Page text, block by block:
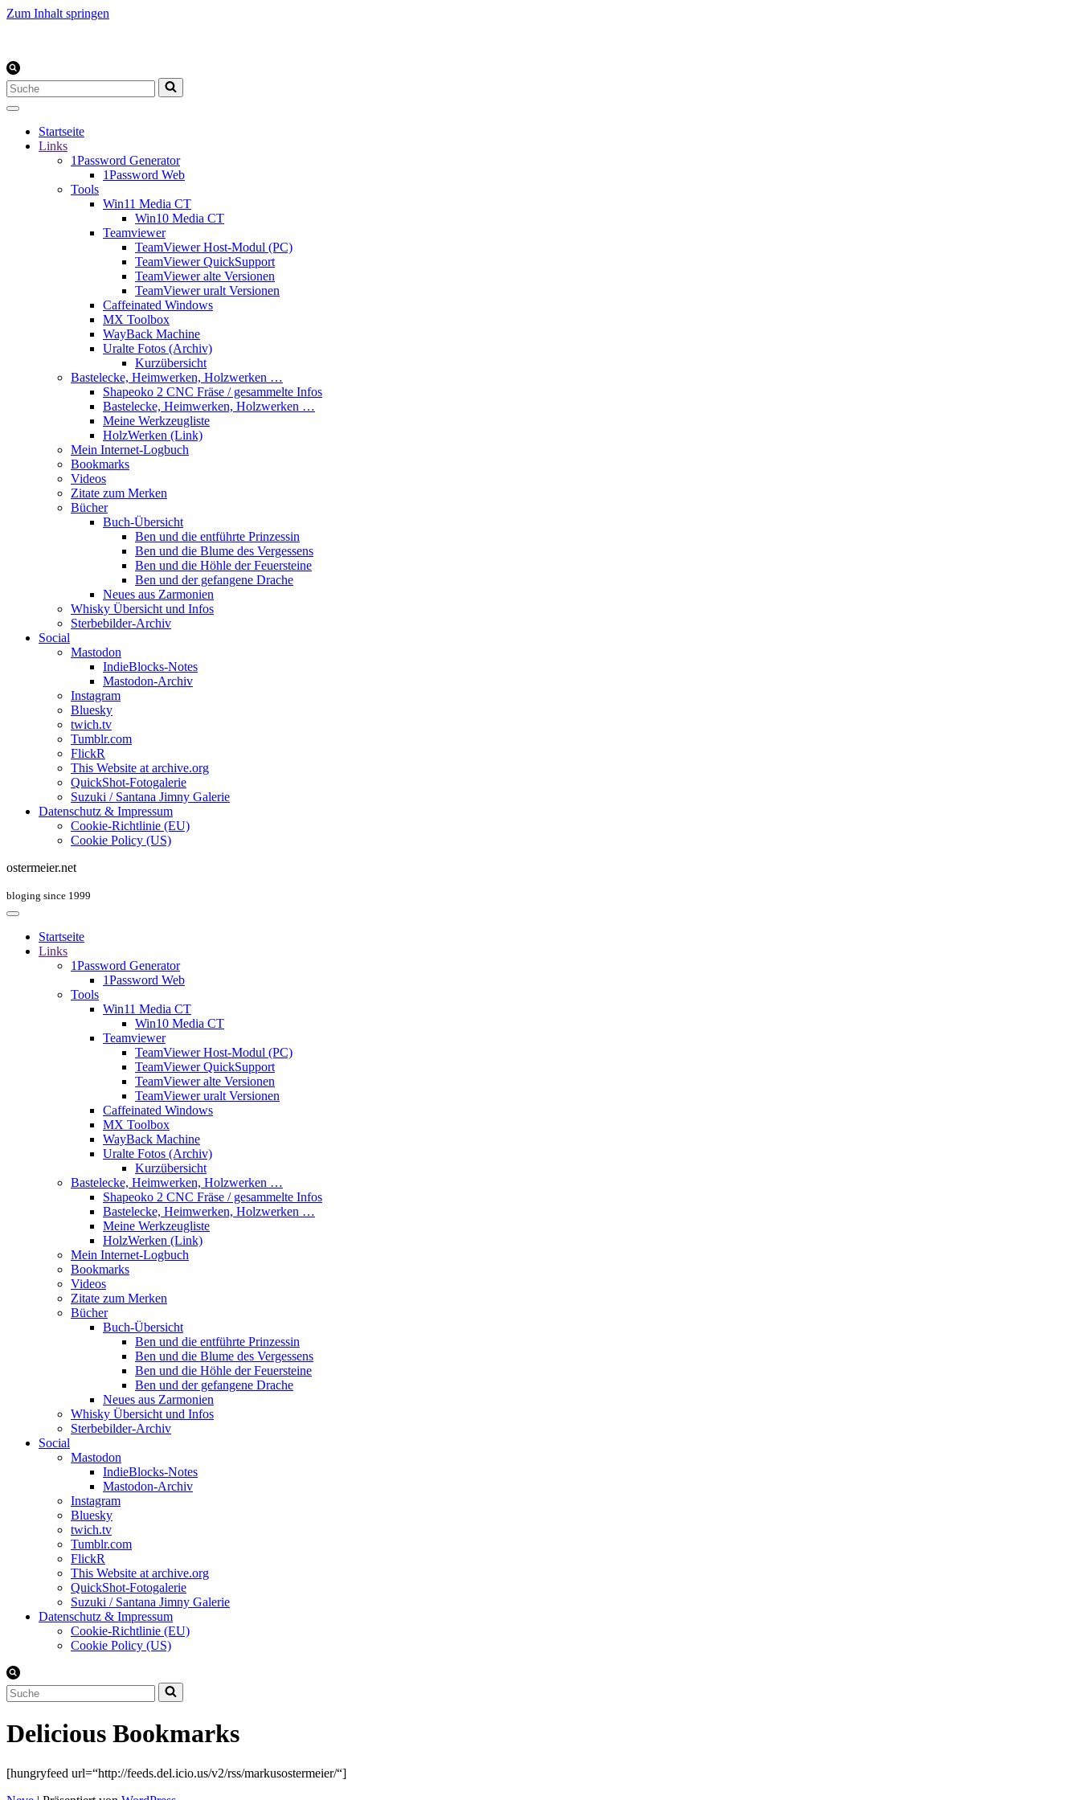
Zum Inhalt springen
Suchen
nach …
Startseite
Links
1Password Generator
1Password Web
Tools
Win11 Media CT
Win10 Media CT
Teamviewer
TeamViewer Host-Modul (PC)
TeamViewer QuickSupport
TeamViewer alte Versionen
TeamViewer uralt Versionen
Caffeinated Windows
MX Toolbox
WayBack Machine
Uralte Fotos (Archiv)
Kurzübersicht
Bastelecke, Heimwerken, Holzwerken …
Shapeoko 2 CNC Fräse / gesammelte Infos
Bastelecke, Heimwerken, Holzwerken …
Meine Werkzeugliste
HolzWerken (Link)
Mein Internet-Logbuch
Bookmarks
Videos
Zitate zum Merken
Bücher
Buch-Übersicht
Ben und die entführte Prinzessin
Ben und die Blume des Vergessens
Ben und die Höhle der Feuersteine
Ben und der gefangene Drache
Neues aus Zarmonien
Whisky Übersicht und Infos
Sterbebilder-Archiv
Social
Mastodon
IndieBlocks-Notes
Mastodon-Archiv
Instagram
Bluesky
twich.tv
Tumblr.com
FlickR
This Website at archive.org
QuickShot-Fotogalerie
Suzuki / Santana Jimny Galerie
Datenschutz & Impressum
Cookie-Richtlinie (EU)
Cookie Policy (US)
ostermeier.net
bloging since 1999
Startseite
Links
1Password Generator
1Password Web
Tools
Win11 Media CT
Win10 Media CT
Teamviewer
TeamViewer Host-Modul (PC)
TeamViewer QuickSupport
TeamViewer alte Versionen
TeamViewer uralt Versionen
Caffeinated Windows
MX Toolbox
WayBack Machine
Uralte Fotos (Archiv)
Kurzübersicht
Bastelecke, Heimwerken, Holzwerken …
Shapeoko 2 CNC Fräse / gesammelte Infos
Bastelecke, Heimwerken, Holzwerken …
Meine Werkzeugliste
HolzWerken (Link)
Mein Internet-Logbuch
Bookmarks
Videos
Zitate zum Merken
Bücher
Buch-Übersicht
Ben und die entführte Prinzessin
Ben und die Blume des Vergessens
Ben und die Höhle der Feuersteine
Ben und der gefangene Drache
Neues aus Zarmonien
Whisky Übersicht und Infos
Sterbebilder-Archiv
Social
Mastodon
IndieBlocks-Notes
Mastodon-Archiv
Instagram
Bluesky
twich.tv
Tumblr.com
FlickR
This Website at archive.org
QuickShot-Fotogalerie
Suzuki / Santana Jimny Galerie
Datenschutz & Impressum
Cookie-Richtlinie (EU)
Cookie Policy (US)
Suchen
nach …
Delicious Bookmarks
[hungryfeed url=“http://feeds.del.icio.us/v2/rss/markusostermeier/“]